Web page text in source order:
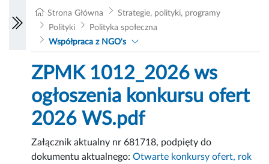
Strona Główna
Strategie, polityki, programy
Polityki
Polityka społeczna
Współpraca z NGO's
ZPMK 1012_2026 ws
ogłoszenia konkursu ofert
2026 WS.pdf
Załącznik aktualny nr 681718, podpięty do
dokumentu aktualnego:Otwarte konkursy ofert, rok